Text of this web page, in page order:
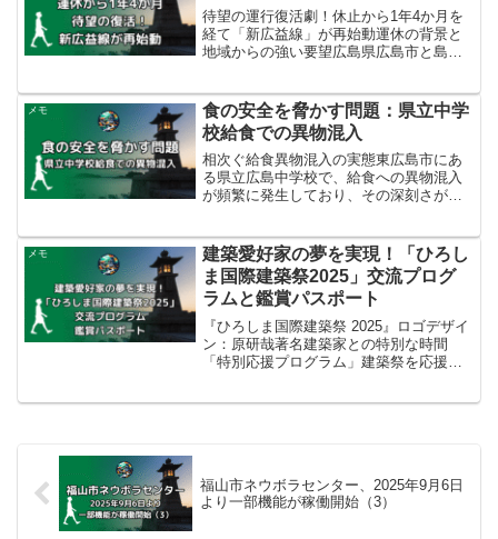
待望の運行復活劇！休止から1年4か月を
経て「新広益線」が再始動運休の背景と
地域からの強い要望広島県広島市と島根
広島）が、令和7年10月1日（水）から運
行を再開しました。...
メモ
食の安全を脅かす問題：県立中学
校給食での異物混入
相次ぐ給食異物混入の実態東広島市にあ
る県立広島中学校で、給食への異物混入
が頻繁に発生しており、その深刻さが浮
り、特に2025年度に入ってからも4月から
9月10日まで...
メモ
建築愛好家の夢を実現！「ひろし
ま国際建築祭2025」交流プログ
ラムと鑑賞パスポート
『ひろしま国際建築祭 2025』ロゴデザイ
ン：原研哉著名建築家との特別な時間
「特別応援プログラム」建築祭を応援す
福山市ネウボラセンター、2025年9月6日
より一部機能が稼働開始（3）